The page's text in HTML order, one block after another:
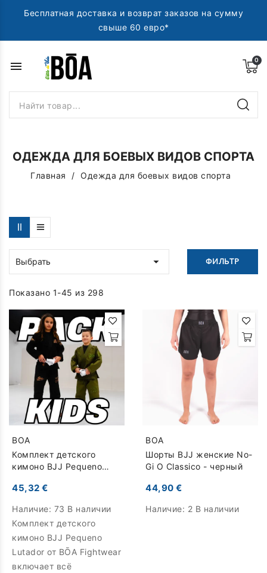
Бесплатная доставка и возврат заказов на сумму
свыше 60 евро*
menu
ОДЕЖДА ДЛЯ БОЕВЫХ ВИДОВ СПОРТА
Главная Одежда для боевых видов спорта
Выбрать  ФИЛЬТР
Показано 1-45 из 298
BOA
Комплект детского
кимоно BJJ Pequeno
45,32 €
Наличие: 73 В наличии
Комплект детского
кимоно BJJ Pequeno
Lutador от BŌA Fightwear
включает всё
BOA
Шорты BJJ женские No-
Gi O Classico - черный
44,90 €
Наличие: 2 В наличии